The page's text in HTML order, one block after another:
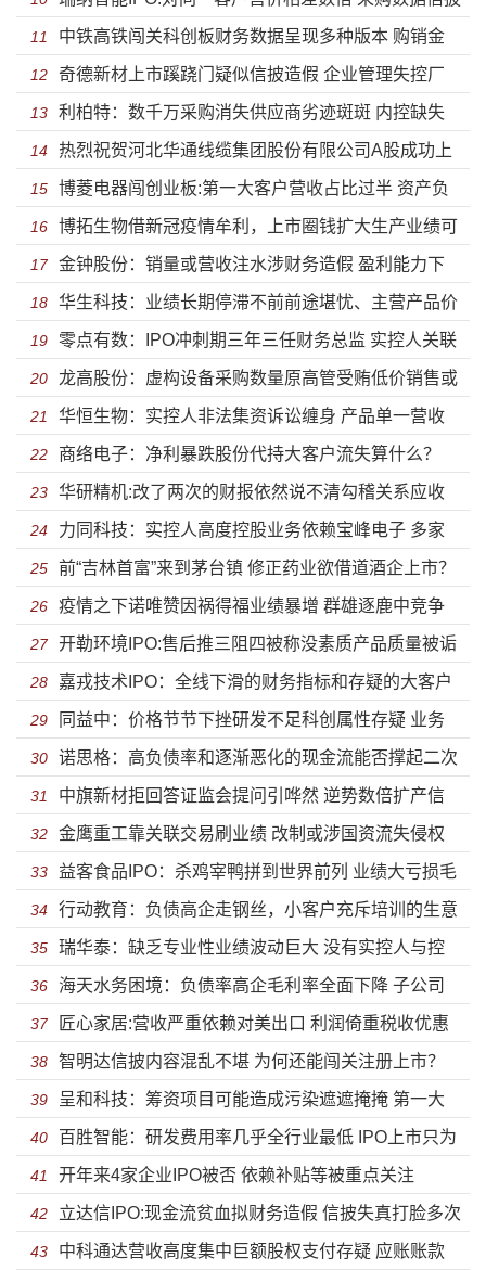
造假明显销量前后矛盾
11 中铁高铁闯关科创板财务数据呈现多种版本 购销金
额动辄差异上亿还有可信度吗？
12 奇德新材上市蹊跷门疑似信披造假 企业管理失控厂
房或为违建
13 利柏特：数千万采购消失供应商劣迹斑斑 内控缺失
法律意识淡漠陷借贷纠纷
14 热烈祝贺河北华通线缆集团股份有限公司A股成功上
市
15 博菱电器闯创业板:第一大客户营收占比过半 资产负
债率飙升
16 博拓生物借新冠疫情牟利，上市圈钱扩大生产业绩可
持续存疑
17 金钟股份：销量或营收注水涉财务造假 盈利能力下
滑扩产数量存疑或难消化
18 华生科技：业绩长期停滞不前前途堪忧、主营产品价
格大跌扩产预期收益难实现
19 零点有数：IPO冲刺期三年三任财务总监 实控人关联
多达200余家公司
20 龙高股份：虚构设备采购数量原高管受贿低价销售或
存猫腻 业绩下滑停滞不前降价成趋势
21 华恒生物：实控人非法集资诉讼缠身 产品单一营收
高度依赖第一大客户
22 商络电子：净利暴跌股份代持大客户流失算什么？
“高情商”转移一切潜在风险
23 华研精机:改了两次的财报依然说不清勾稽关系应收
账款风险嚣张应对
24 力同科技：实控人高度控股业务依赖宝峰电子 多家
子公司未实际经营就被注销
25 前“吉林首富”来到茅台镇 修正药业欲借道酒企上市？
26 疫情之下诺唯赞因祸得福业绩暴增 群雄逐鹿中竞争
力不足突围不易
27 开勒环境IPO:售后推三阻四被称没素质产品质量被诟
病 关联方认定问题深交所遭质疑
28 嘉戎技术IPO：全线下滑的财务指标和存疑的大客户
数据
29 同益中：价格节节下挫研发不足科创属性存疑 业务
发展停滞未来竞争力缺失
30 诺思格：高负债率和逐渐恶化的现金流能否撑起二次
冲刺IPO的野心？
31 中旗新材拒回答证监会提问引哗然 逆势数倍扩产信
披失实研发人员大量流失
32 金鹰重工靠关联交易刷业绩 改制或涉国资流失侵权
职工股东失实信披
33 益客食品IPO：杀鸡宰鸭拼到世界前列 业绩大亏损毛
利率不及行业一半
34 行动教育：负债高企走钢丝，小客户充斥培训的生意
还能做几年？
35 瑞华泰：缺乏专业性业绩波动巨大 没有实控人与控
股股东以后到底谁说了算？
36 海天水务困境：负债率高企毛利率全面下降 子公司
一地鸡毛偿债能力远低于同行
37 匠心家居:营收严重依赖对美出口 利润倚重税收优惠
贸易摩擦加剧应收风险
38 智明达信披内容混乱不堪 为何还能闯关注册上市？
39 呈和科技：筹资项目可能造成污染遮遮掩掩 第一大
供应商为“一个人”的公司
40 百胜智能：研发费用率几乎全行业最低 IPO上市只为
圈钱？
41 开年来4家企业IPO被否 依赖补贴等被重点关注
42 立达信IPO:现金流贫血拟财务造假 信披失真打脸多次
违规违法
43 中科通达营收高度集中巨额股权支付存疑 应账账款